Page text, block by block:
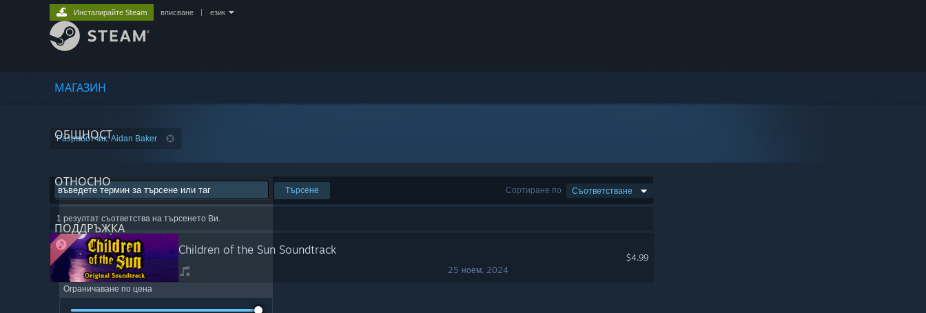
МАГАЗИН
ОБЩНОСТ
ОТНОСНО
ПОДДРЪЖКА
Инсталирайте Steam вписване език
Разработчик: Aidan Baker
Сортиране по Съответстване
Търсене
1 резултат съответства на търсенето Ви.
Children of the Sun Soundtrack
25 ноем. 2024
$4.99
Ограничаване по цена